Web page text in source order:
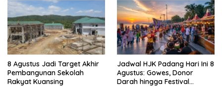
8 Agustus Jadi Target Akhir
Pembangunan Sekolah
Rakyat Kuansing
Jadwal HJK Padang Hari Ini 8
Agustus: Gowes, Donor
Darah hingga Festival